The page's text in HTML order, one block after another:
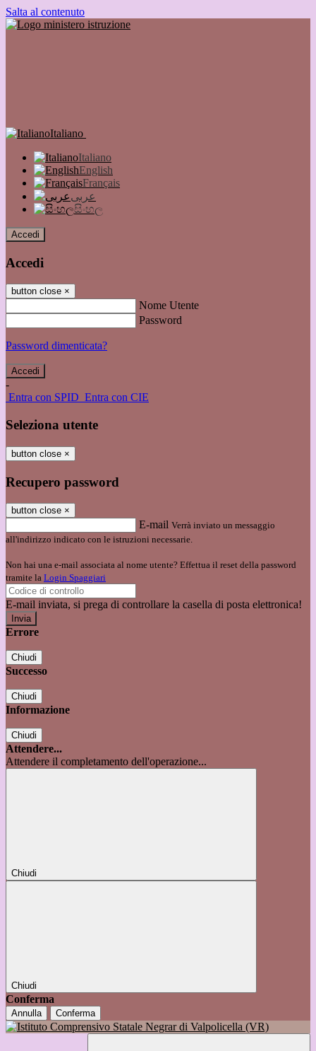
Salta al contenuto
Italiano
Italiano
English
Français
عربى
සිංහල
Accedi
Accedi
button close ×
Nome Utente
Password
Password dimenticata?
-
Entra con SPID Entra con CIE
Seleziona utente
button close ×
Recupero password
button close ×
E-mail Verrà inviato un messaggio
all'indirizzo indicato con le istruzioni necessarie.
Non hai una e-mail associata al nome utente? Effettua il reset della password
tramite la Login Spaggiari
E-mail inviata, si prega di controllare la casella di posta elettronica!
Errore
Chiudi
Successo
Chiudi
Informazione
Chiudi
Attendere...
Attendere il completamento dell'operazione...
Chiudi
Chiudi
Conferma
Annulla Conferma